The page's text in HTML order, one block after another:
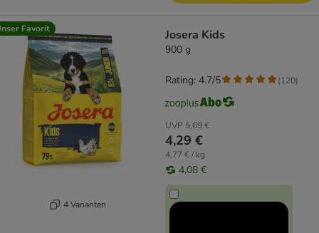
Favorit
4 Varianten
Josera Kids
900 g
UVP 5,69 €
4,29 €
4,77 € / kg
4,08 €
Rating: 4.7/5 (120)